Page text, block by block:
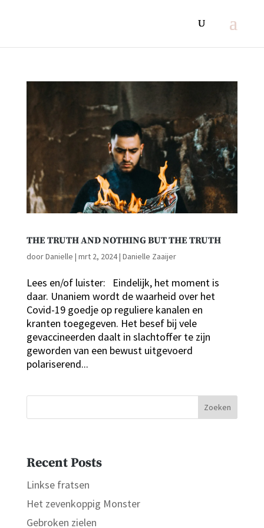
THE TRUTH AND NOTHING BUT THE TRUTH
doorDanielle | mrt 2, 2024| Danielle Zaaijer
Lees en/of luister: Eindelijk, het moment is
daar. Unaniem wordt de waarheid over het
Covid-19 goedje op reguliere kanalen en
kranten toegegeven. Het besef bij vele
gevaccineerden daalt in slachtoffer te zijn
geworden van een bewust uitgevoerd
polariserend...
Zoeken
Recent Posts
Linkse fratsen
Het zevenkoppig Monster
Gebroken zielen